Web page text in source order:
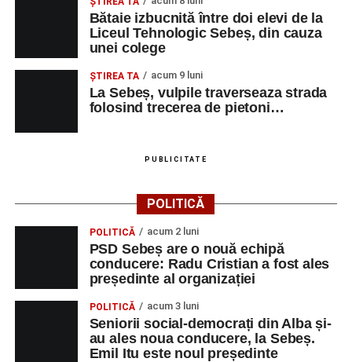
Bătaie izbucnită între doi elevi de la
Liceul Tehnologic Sebeș, din cauza
unei colege
ŞTIREA TA acum 9 luni
La Sebeș, vulpile traverseaza strada
folosind trecerea de pietoni…
PUBLICITATE
POLITICĂ
POLITICĂ acum 2 luni
PSD Sebeș are o nouă echipă
conducere: Radu Cristian a fost ales
președinte al organizației
POLITICĂ acum 3 luni
Seniorii social-democrați din Alba și-
au ales noua conducere, la Sebeș.
Emil Itu este noul președinte